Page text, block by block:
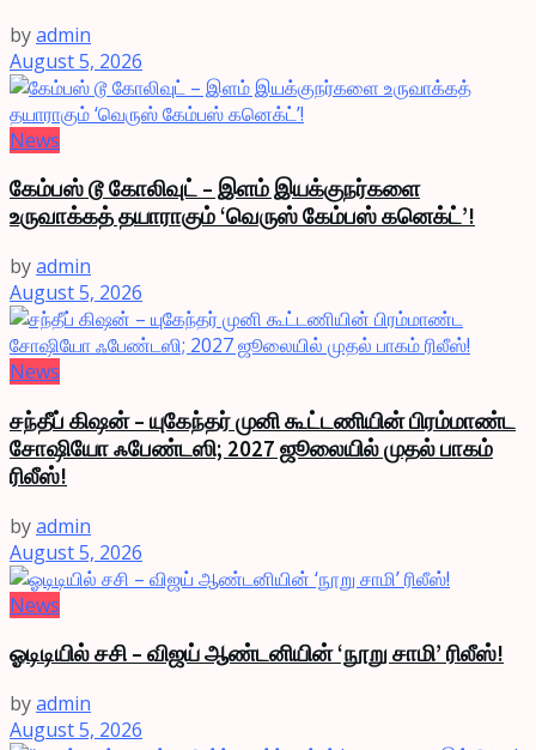
byadmin
August 5, 2026
News
கேம்பஸ் டூ கோலிவுட் – இளம் இயக்குநர்களை
உருவாக்கத் தயாராகும் ‘வெருஸ் கேம்பஸ் கனெக்ட்’!
byadmin
August 5, 2026
News
சந்தீப் கிஷன் – யுகேந்தர் முனி கூட்டணியின் பிரம்மாண்ட
சோஷியோ ஃபேண்டஸி; 2027 ஜூலையில் முதல் பாகம்
ரிலீஸ்!
byadmin
August 5, 2026
News
ஓடிடியில் சசி – விஜய் ஆண்டனியின் ‘நூறு சாமி’ ரிலீஸ்!
byadmin
August 5, 2026